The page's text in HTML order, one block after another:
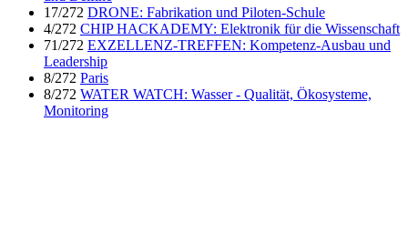
17/272 DRONE: Fabrikation und Piloten-Schule
4/272 CHIP HACKADEMY: Elektronik für die Wissenschaft
71/272 EXZELLENZ-TREFFEN: Kompetenz-Ausbau und
Leadership
8/272 Paris
8/272 WATER WATCH: Wasser - Qualität, Ökosysteme,
Monitoring